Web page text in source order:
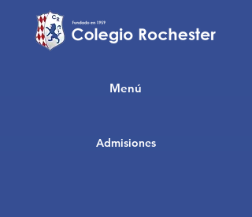
Admisiones
Menú